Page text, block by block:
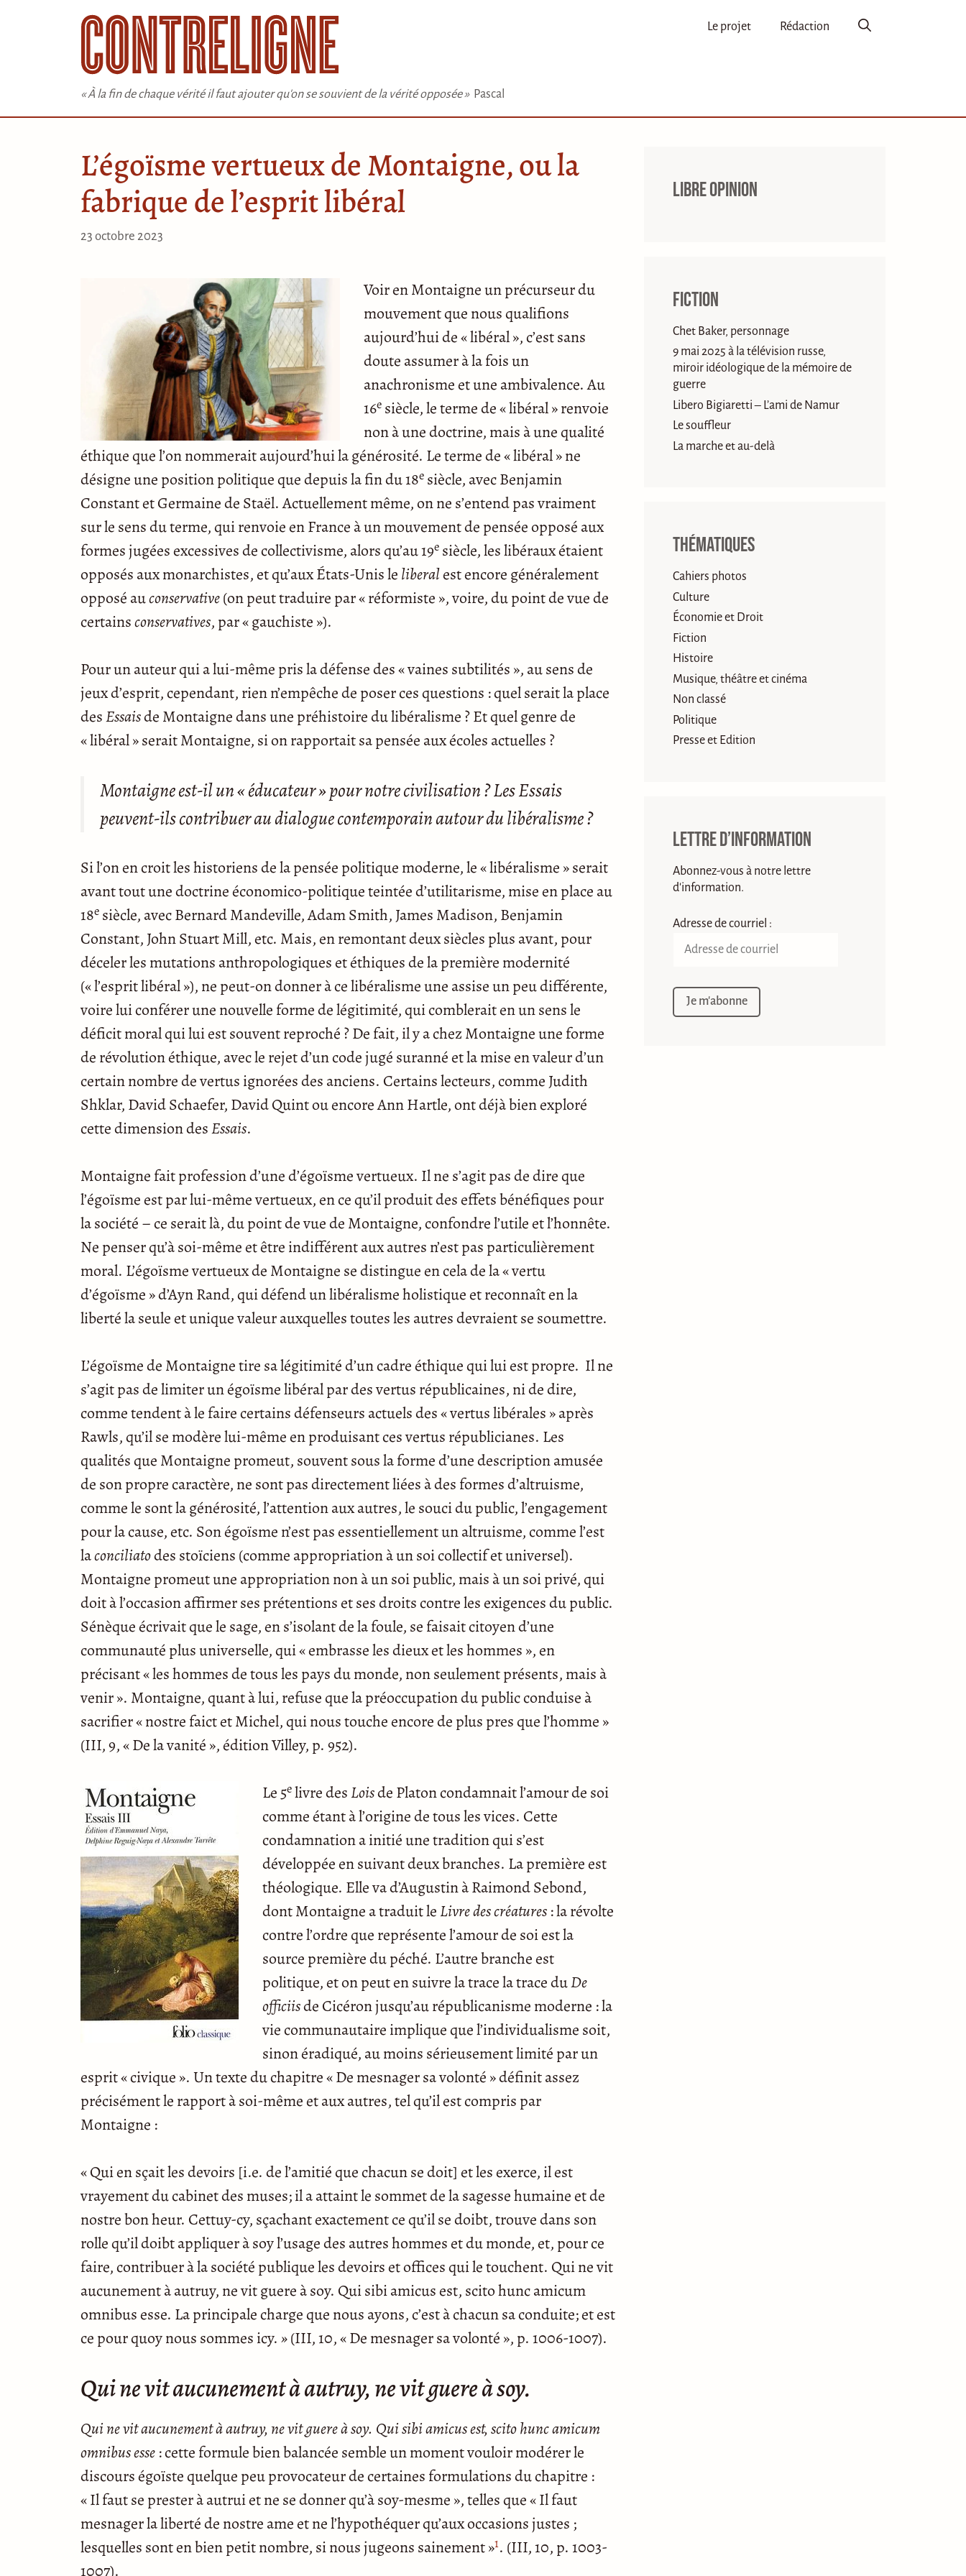
« À la fin de chaque vérité il faut ajouter qu'on se souvient de la vérité opposée » Pascal
Le projet Rédaction
L’égoïsme vertueux de Montaigne, ou la
fabrique de l’esprit libéral
23 octobre 2023
Voir en Montaigne un précurseur du
mouvement que nous qualifions
aujourd’hui de « libéral », c’est sans
doute assumer à la fois un
anachronisme et une ambivalence. Au
16e siècle, le terme de « libéral » renvoie
non à une doctrine, mais à une qualité
éthique que l’on nommerait aujourd’hui la générosité. Le terme de « libéral » ne
désigne une position politique que depuis la fin du 18e siècle, avec Benjamin
Constant et Germaine de Staël. Actuellement même, on ne s’entend pas vraiment
sur le sens du terme, qui renvoie en France à un mouvement de pensée opposé aux
formes jugées excessives de collectivisme, alors qu’au 19e siècle, les libéraux étaient
opposés aux monarchistes, et qu’aux États-Unis le liberalest encore généralement
opposé auconservative(on peut traduire par « réformiste », voire, du point de vue de
certainsconservatives, par « gauchiste »).
Pour un auteur qui a lui-même pris la défense des « vaines subtilités », au sens de
jeux d’esprit, cependant, rien n’empêche de poser ces questions : quel serait la place
desEssaisde Montaigne dans une préhistoire du libéralisme ? Et quel genre de
« libéral » serait Montaigne, si on rapportait sa pensée aux écoles actuelles ?
Montaigne est-il un « éducateur » pour notre civilisation ?Les Essais
peuvent-ils contribuer au dialogue contemporain autour du libéralisme ?
Si l’on en croit les historiens de la pensée politique moderne, le « libéralisme » serait
avant tout une doctrine économico-politique teintée d’utilitarisme, mise en place au
18e siècle, avec Bernard Mandeville, Adam Smith, James Madison, Benjamin
Constant, John Stuart Mill, etc. Mais, en remontant deux siècles plus avant, pour
déceler les mutations anthropologiques et éthiques de la première modernité
(« l’esprit libéral »), ne peut-on donner à ce libéralisme une assise un peu différente,
voire lui conférer une nouvelle forme de légitimité, qui comblerait en un sens le
déficit moral qui lui est souvent reproché ? De fait, il y a chez Montaigne une forme
de révolution éthique, avec le rejet d’un code jugé suranné et la mise en valeur d’un
certain nombre de vertus ignorées des anciens. Certains lecteurs, comme Judith
Shklar, David Schaefer, David Quint ou encore Ann Hartle, ont déjà bien exploré
cette dimension desEssais.
Montaigne fait profession d’une d’égoïsme vertueux. Il ne s’agit pas de dire que
l’égoïsme est par lui-même vertueux, en ce qu’il produit des effets bénéfiques pour
la société – ce serait là, du point de vue de Montaigne, confondre l’utile et l’honnête.
Ne penser qu’à soi-même et être indifférent aux autres n’est pas particulièrement
moral. L’égoïsme vertueux de Montaigne se distingue en cela de la « vertu
d’égoïsme » d’Ayn Rand, qui défend un libéralisme holistique et reconnaît en la
liberté la seule et unique valeur auxquelles toutes les autres devraient se soumettre.
L’égoïsme de Montaigne tire sa légitimité d’un cadre éthique qui lui est propre. Il ne
s’agit pas de limiter un égoïsme libéral par des vertus républicaines, ni de dire,
comme tendent à le faire certains défenseurs actuels des « vertus libérales » après
Rawls, qu’il se modère lui-même en produisant ces vertus républicianes. Les
qualités que Montaigne promeut, souvent sous la forme d’une description amusée
de son propre caractère, ne sont pas directement liées à des formes d’altruisme,
comme le sont la générosité, l’attention aux autres, le souci du public, l’engagement
pour la cause, etc. Son égoïsme n’est pas essentiellement un altruisme, comme l’est
laconciliatodes stoïciens (comme appropriation à un soi collectif et universel).
Montaigne promeut une appropriation non à un soi public, mais à un soi privé, qui
doit à l’occasion affirmer ses prétentions et ses droits contre les exigences du public.
Sénèque écrivait que le sage, en s’isolant de la foule, se faisait citoyen d’une
communauté plus universelle, qui « embrasse les dieux et les hommes », en
précisant « les hommes de tous les pays du monde, non seulement présents, mais à
venir ». Montaigne, quant à lui, refuse que la préoccupation du public conduise à
sacrifier « nostre faict et Michel, qui nous touche encore de plus pres que l’homme »
(III, 9, « De la vanité », édition Villey, p. 952).
Le 5elivre des Loisde Platon condamnait l’amour de soi
comme étant à l’origine de tous les vices. Cette
condamnation a initié une tradition qui s’est
développée en suivant deux branches. La première est
théologique. Elle va d’Augustin à Raimond Sebond,
dont Montaigne a traduit le Livre des créatures : la révolte
contre l’ordre que représente l’amour de soi est la
source première du péché. L’autre branche est
politique, et on peut en suivre la trace la trace duDe
officiisde Cicéron jusqu’au républicanisme moderne : la
vie communautaire implique que l’individualisme soit,
sinon éradiqué, au moins sérieusement limité par un
esprit « civique ». Un texte du chapitre « De mesnager sa volonté » définit assez
précisément le rapport à soi-même et aux autres, tel qu’il est compris par
Montaigne :
« Qui en sçait les devoirs [i.e. de l’amitié que chacun se doit] et les exerce, il est
vrayement du cabinet des muses; il a attaint le sommet de la sagesse humaine et de
nostre bon heur. Cettuy-cy, sçachant exactement ce qu’il se doibt, trouve dans son
rolle qu’il doibt appliquer à soy l’usage des autres hommes et du monde, et, pour ce
faire, contribuer à la société publique les devoirs et offices qui le touchent. Qui ne vit
aucunement à autruy, ne vit guere à soy. Qui sibi amicus est, scito hunc amicum
omnibus esse. La principale charge que nous ayons, c’est à chacun sa conduite; et est
ce pour quoy nous sommes icy. »(III, 10, « De mesnager sa volonté », p. 1006-1007).
Qui ne vit aucunement à autruy, ne vit guere à soy.
Qui ne vit aucunement à autruy, ne vit guere à soy. Qui sibi amicus est, scito hunc amicum
omnibus esse : cette formule bien balancée semble un moment vouloir modérer le
discours égoïste quelque peu provocateur de certaines formulations du chapitre :
« Il faut se prester à autrui et ne se donner qu’à soy-mesme », telles que « Il faut
mesnager la liberté de nostre ame et ne l’hypothéquer qu’aux occasions justes ;
lesquelles sont en bien petit nombre, si nous jugeons sainement »1. (III, 10, p. 1003-
1007).
Libre opinion
Fiction
Chet Baker, personnage
9 mai 2025 à la télévision russe,
miroir idéologique de la mémoire de
guerre
Libero Bigiaretti – L’ami de Namur
Le souffleur
La marche et au-delà
Thématiques
Cahiers photos
Culture
Économie et Droit
Fiction
Histoire
Musique, théâtre et cinéma
Non classé
Politique
Presse et Edition
Lettre d’information
Abonnez-vous à notre lettre
d'information.
Adresse de courriel :